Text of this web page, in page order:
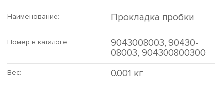
Наименование: Прокладка пробки
Номер в каталоге:
9043008003, 90430-
08003, 904300800300
Вес: 0.001 кг